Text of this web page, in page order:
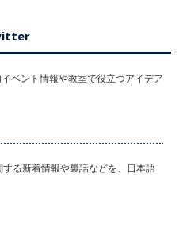
ベント情報や教室で役立つアイデア
る新着情報や裏話などを、日本語